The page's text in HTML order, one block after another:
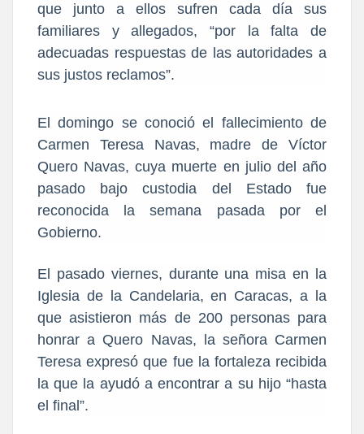
que junto a ellos sufren cada día sus
familiares y allegados, “por la falta de
adecuadas respuestas de las autoridades a
sus justos reclamos”.
El domingo se conoció el fallecimiento de
Carmen Teresa Navas, madre de Víctor
Quero Navas, cuya muerte en julio del año
pasado bajo custodia del Estado fue
reconocida la semana pasada por el
Gobierno.
El pasado viernes, durante una misa en la
Iglesia de la Candelaria, en Caracas, a la
que asistieron más de 200 personas para
honrar a Quero Navas, la señora Carmen
Teresa expresó que fue la fortaleza recibida
la que la ayudó a encontrar a su hijo “hasta
el final”.